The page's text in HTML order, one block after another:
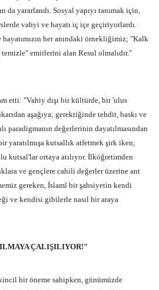
da yararlandı. Sosyal yapıyı tanımak için,
vahyi ve hayatı iç içe geçiriyorlardı.
hayatımızın her anındaki örnekliğimiz; "Kalk
emirlerini alan Resul olmalıdır."
etti: "Vahiy dışı bir kültürde, bir 'ulus
aşağıya; gerektiğinde tehdit, baskı ve
paradigmanın değerlerinin dayatılmasından
yaratılmışa kutsallık atfetmek şirk iken;
kutsal'lar ortaya atılıyor. İlköğretimden
ve gençlere cahili değerler üzerine ant
gereken, İslamî bir şahsiyetin kendi
ve kendisi gibilerle nasıl bir araya
ÇALIŞILIYOR!"
bir öneme sahipken, günümüzde